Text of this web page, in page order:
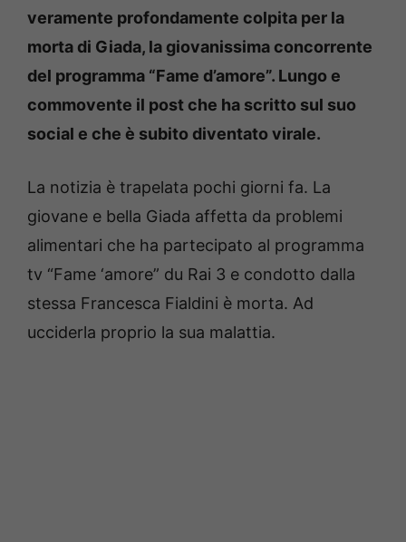
veramente profondamente colpita per la
morta di Giada, la giovanissima concorrente
del programma “Fame d’amore”. Lungo e
commovente il post che ha scritto sul suo
social e che è subito diventato virale.
La notizia è trapelata pochi giorni fa. La
giovane e bella Giada affetta da problemi
alimentari che ha partecipato al programma
tv “Fame ‘amore” du Rai 3 e condotto dalla
stessa Francesca Fialdini è morta. Ad
ucciderla proprio la sua malattia.